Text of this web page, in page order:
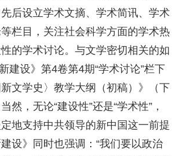
先后设立学术文摘、学术简讯、学术
栏目，关注社会科学方面的学术热
的学术讨论。与文学密切相关的如
建设》第4卷第4期“学术讨论”栏下
文学史〉教学大纲（初稿）》（下
然，无论“建设性”还是“学术性”，
地支持中共领导的新中国这一前提
设》同时也强调：“我们要以政治